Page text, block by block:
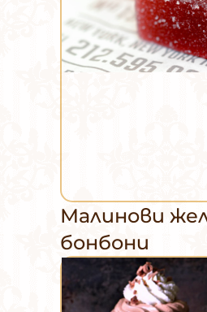
Малинови
бонбони